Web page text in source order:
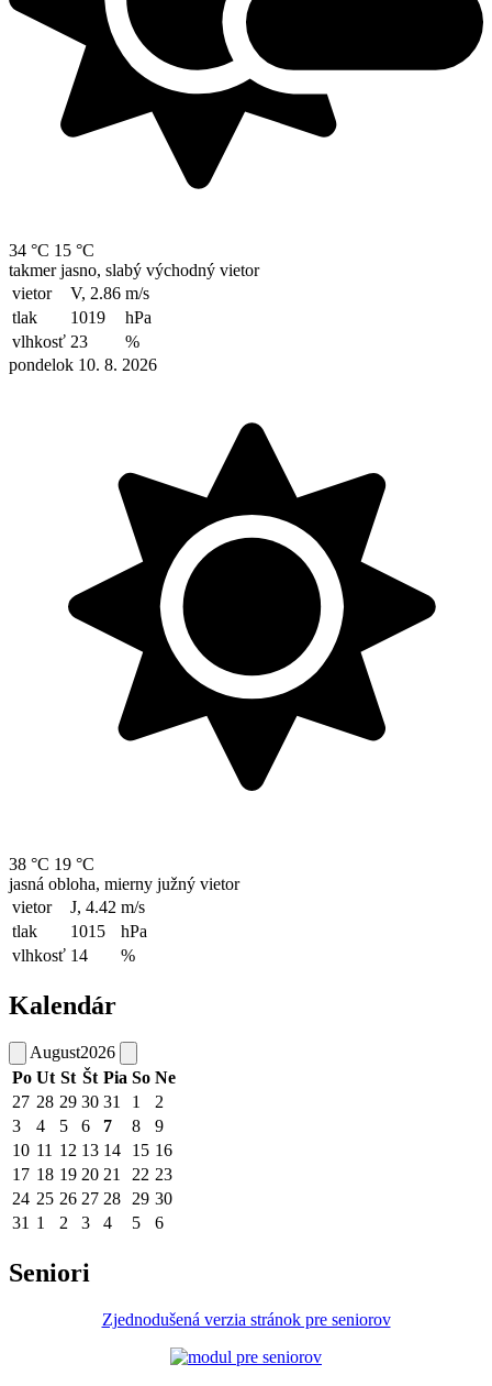
34 °C 15 °C
takmer jasno, slabý východný vietor
vietor
V, 2.86 m/s
tlak
1019
hPa
vlhkosť 23
%
pondelok 10. 8. 2026
38 °C 19 °C
jasná obloha, mierny južný vietor
vietor
J, 4.42 m/s
tlak
1015
hPa
vlhkosť 14 %
Kalendár
August2026
Po Ut St Št Pia So Ne
27 28 29 30 31 1
2
3
4 5 6 7 8
9
10 11 12 13 14 15 16
17 18 19 20 21 22 23
24 25 26 27 28 29 30
31 1 2 3 4 5 6
Seniori
Zjednodušená verzia stránok pre seniorov